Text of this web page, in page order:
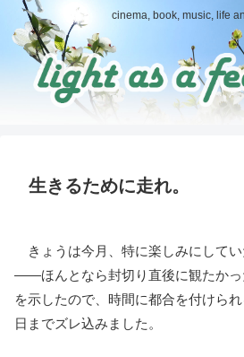
cinema, book, music, life
生きるために走れ。
きょうは今月、特に楽しみにして
――ほんとなら封切り直後に観たかっ
を示したので、時間に都合を付けら
日までズレ込みました。